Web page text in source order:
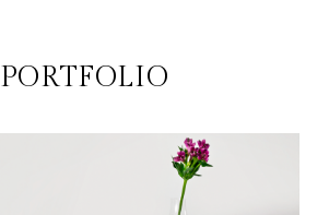
PORTFOLIO